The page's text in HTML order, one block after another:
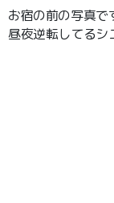
お宿の前の写真で
昼夜逆転してるシ